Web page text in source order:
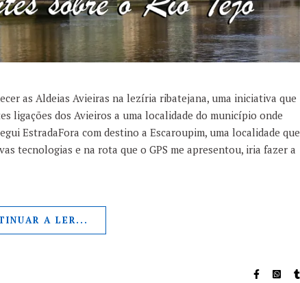
as Aldeias Avieiras na lezíria ribatejana, uma iniciativa que
ligações dos Avieiros a uma localidade do município onde
EstradaFora com destino a Escaroupim, uma localidade que
tecnologias e na rota que o GPS me apresentou, iria fazer a
A LER...